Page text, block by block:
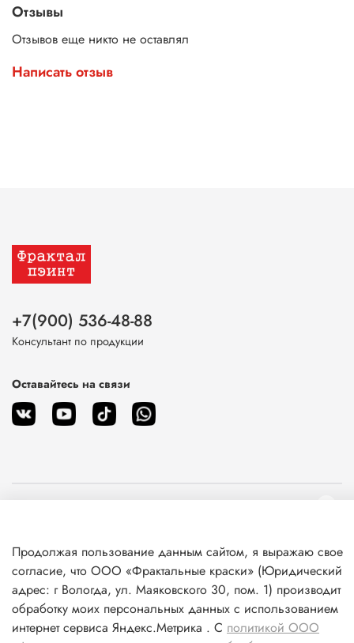
Отзывы
Отзывов еще никто не оставлял
Написать отзыв
Клиентам
Информация
+7(900) 536-48-88
Консультант по продукции
Оставайтесь на связи
Продолжая пользование данным сайтом, я выражаю свое
согласие, что ООО «Фрактальные краски» (Юридический
адрес: г Вологда, ул. Маяковского 30, пом. 1) производит
обработку моих персональных данных с использованием
интернет сервиса Яндекс.Метрика . С политикой ООО